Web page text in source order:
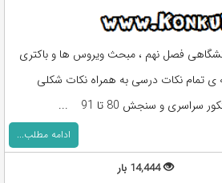
فصل نهم ، مبحث ویروس ها و باکتری
ی تمام نکات درسی به همراه نکات شکلی
و سنجش 80 تا 91 ...
ادامه مطلب...
14,444 بار